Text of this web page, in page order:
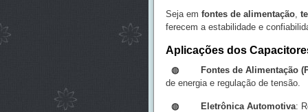
Seja em fontes de alimentação,
ferecem a estabilidade e
Aplicações dos
◍ Fontes de Alimentação
de energia e regulação de tensão.
◍ Eletrônica Automotiva: